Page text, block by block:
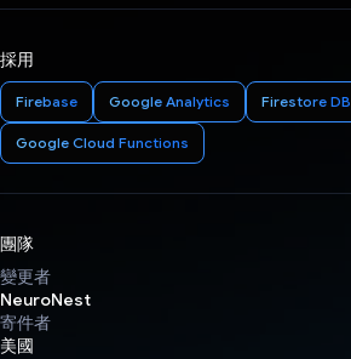
採用
Firebase Google Analytics Firestore DB
Google Cloud Functions
團隊
變更者
NeuroNest
寄件者
美國